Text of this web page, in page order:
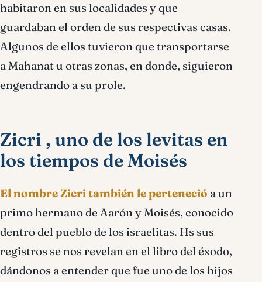
habitaron en sus localidades y que
guardaban el orden de sus respectivas casas.
Algunos de ellos tuvieron que transportarse
a Mahanat u otras zonas, en donde, siguieron
engendrando a su prole.
Zicri , uno de los levitas en
los tiempos de Moisés
El nombre Zicri también le perteneció a un
primo hermano de Aarón y Moisés, conocido
dentro del pueblo de los israelitas. Hs sus
registros se nos revelan en el libro del éxodo,
dándonos a entender que fue uno de los hijos